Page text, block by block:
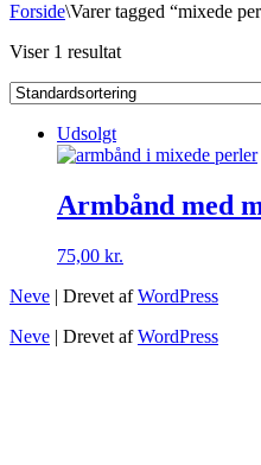
Forside\Varer tagged “mixede
Viser 1 resultat
Udsolgt
Armbånd med
75,00 kr.
Neve | Drevet afWordPress
Neve | Drevet afWordPress